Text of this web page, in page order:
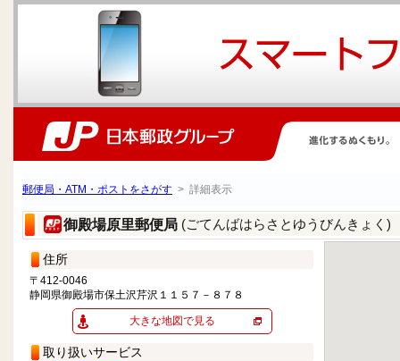
郵便局・ATM・ポストをさがす > 詳細表示
御殿場原里郵便局 (ごてんばはらさとゆうびんきょく)
住所
〒412-0046
静岡県御殿場市保土沢芹沢１１５７－８７８
大きな地図で見る
取り扱いサービス